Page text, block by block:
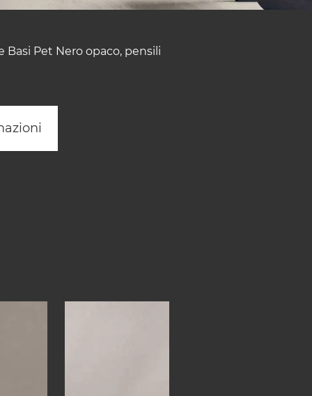
Basi Pet Nero opaco, pensili